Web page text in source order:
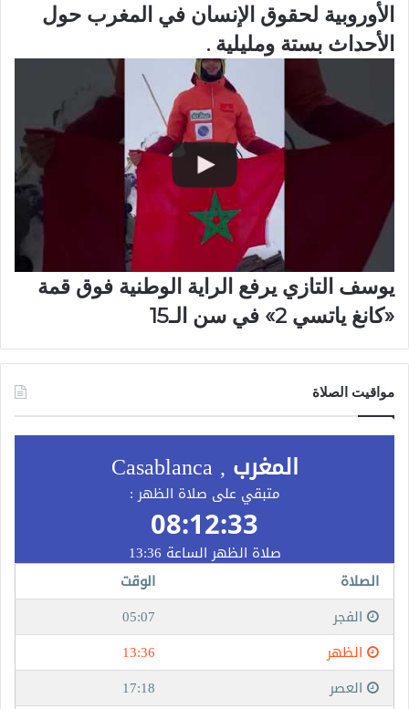
الأوروبية لحقوق الإنسان في المغرب حول
الأحداث بستة ومليلية .
يوسف التازي يرفع الراية الوطنية فوق قمة
«كانغ ياتسي 2» في سن الـ15
مواقيت الصلاة